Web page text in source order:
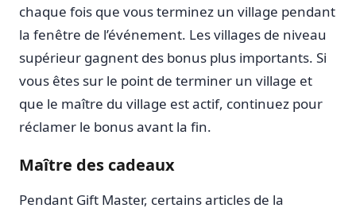
chaque fois que vous terminez un village pendant
la fenêtre de l’événement. Les villages de niveau
supérieur gagnent des bonus plus importants. Si
vous êtes sur le point de terminer un village et
que le maître du village est actif, continuez pour
réclamer le bonus avant la fin.
Maître des cadeaux
Pendant Gift Master, certains articles de la